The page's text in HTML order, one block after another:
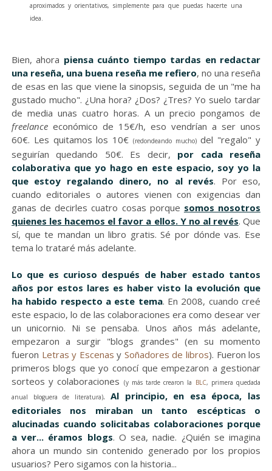
aproximados y orientativos, simplemente para que puedas hacerte una
idea.
Bien, ahora piensa cuánto tiempo tardas en redactar
una reseña, una buena reseña me refiero, no una reseña
de esas en las que viene la sinopsis, seguida de un "me ha
gustado mucho". ¿Una hora? ¿Dos? ¿Tres? Yo suelo tardar
de media unas cuatro horas. A un precio pongamos de
freelanceeconómico de 15€/h, eso vendrían a ser unos
60€. Les quitamos los 10€ (redondeando mucho)del "regalo" y
seguirían quedando 50€. Es decir, por cada reseña
colaborativa que yo hago en este espacio, soy yo la
que estoy regalando dinero, no al revés. Por eso,
cuando editoriales o autores vienen con exigencias dan
ganas de decirles cuatro cosas porque somos nosotros
quienes les hacemos el favor a ellos. Y no al revés. Que
sí, que te mandan un libro gratis. Sé por dónde vas. Ese
tema lo trataré más adelante.
Lo que es curioso después de haber estado tantos
años por estos lares es haber visto la evolución que
ha habido respecto a este tema. En 2008, cuando creé
este espacio, lo de las colaboraciones era como desear ver
un unicornio. Ni se pensaba. Unos años más adelante,
empezaron a surgir "blogs grandes" (en su momento
fueron Letras y Escenas y Soñadores de libros). Fueron los
primeros blogs que yo conocí que empezaron a gestionar
sorteos y colaboraciones (y más tarde crearon la BLC, primera quedada
anual bloguera de literatura).Al principio, en esa época, las
editoriales nos miraban un tanto escépticas o
alucinadas cuando solicitabas colaboraciones porque
a ver... éramos blogs. O sea, nadie. ¿Quién se imagina
ahora un mundo sin contenido generado por los propios
usuarios? Pero sigamos con la historia...